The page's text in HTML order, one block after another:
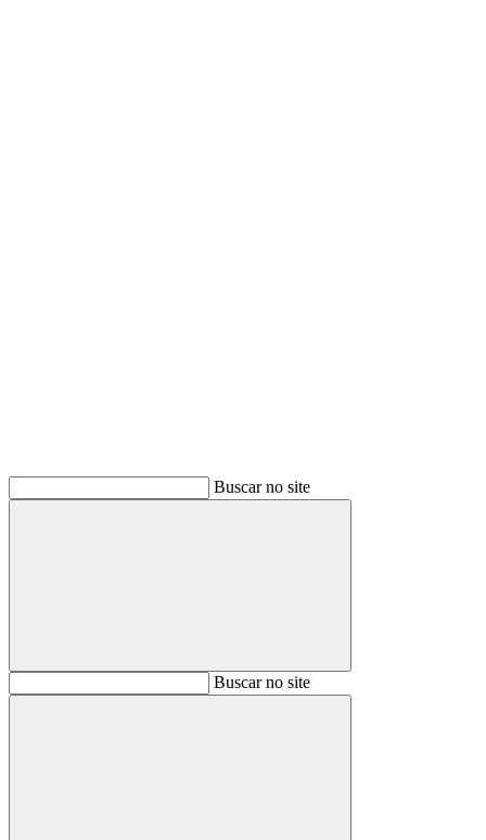
Buscar no site
BuscarBuscar no site